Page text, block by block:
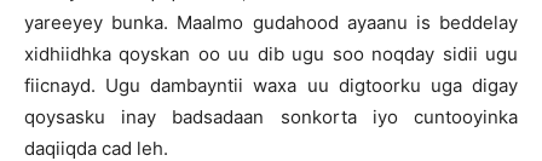
yareeyey bunka. Maalmo gudahood ayaanu is beddelay
xidhiidhka qoyskan oo uu dib ugu soo noqday sidii ugu
fiicnayd. Ugu dambayntii waxa uu digtoorku uga digay
qoysasku inay badsadaan sonkorta iyo cuntooyinka
daqiiqda cad leh.